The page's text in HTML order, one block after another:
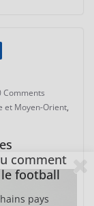
Comments
et Moyen-Orient,
comment
football
pays